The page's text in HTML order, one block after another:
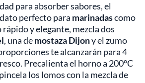
para absorber sabores, el
perfecto para marinadascomo
y elegante, mezcla dos
, una demostaza Dijony el zumo
te alcanzarán para 4
Precalienta el horno a 200°C
los lomos con la mezcla de